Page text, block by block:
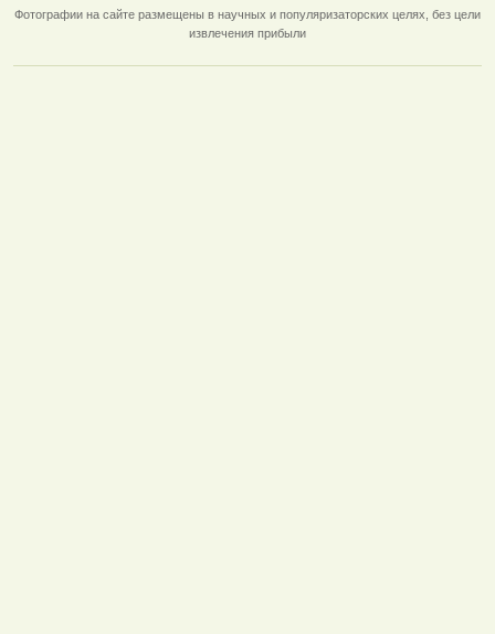
Фотографии на сайте размещены в научных и популяризаторских целях, без цели
извлечения прибыли